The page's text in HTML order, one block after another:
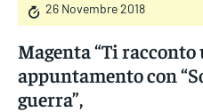
26 Novembre 2018
Magenta “Ti
appuntamento con
guerra”,